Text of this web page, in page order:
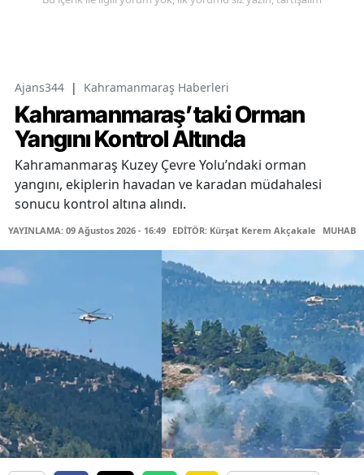
Ajans344 | Kahramanmaraş Haberleri
Kahramanmaraş’taki Orman
Yangını Kontrol Altında
Kahramanmaraş Kuzey Çevre Yolu’ndaki orman
yangını, ekiplerin havadan ve karadan müdahalesi
sonucu kontrol altına alındı.
YAYINLAMA: 09 Ağustos 2026 - 16:49 EDİTÖR: Kürşat Kerem Akçakale